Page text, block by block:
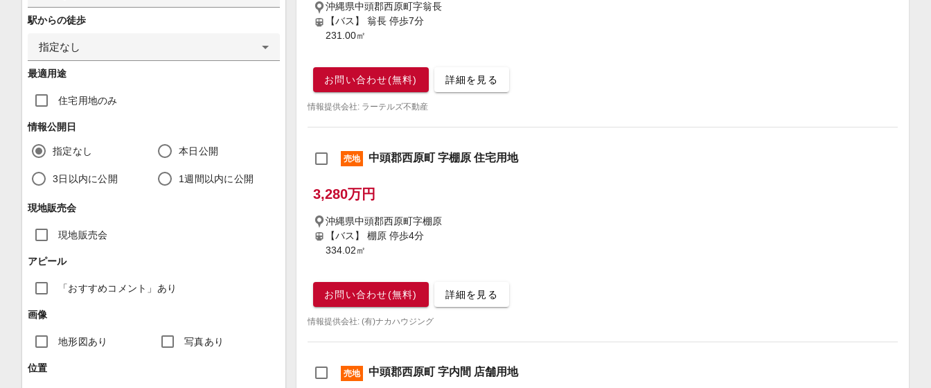
駅からの徒歩
指定なし
最適用途
住宅用地のみ
情報公開日
指定なし 本日公開
3日以内に公開 1週間以内に公開
現地販売会
現地販売会
アピール
「おすすめコメント」あり
画像
地形図あり 写真あり
位置
沖縄県中頭郡西原町字翁長
【バス】 翁長 停歩7分
231.00㎡
お問い合わせ(無料) 詳細を見る
情報提供会社: ラーテルズ不動産
売地 中頭郡西原町 字棚原 住宅用地
3,280万円
沖縄県中頭郡西原町字棚原
【バス】 棚原 停歩4分
334.02㎡
お問い合わせ(無料) 詳細を見る
情報提供会社: (有)ナカハウジング
売地 中頭郡西原町 字内間 店舗用地